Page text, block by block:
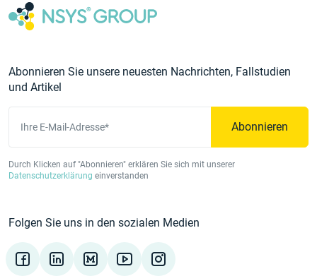
Abonnieren Sie unsere neuesten Nachrichten, Fallstudien
und Artikel
Ihre E-Mail-Adresse* Abonnieren
Durch Klicken auf "Abonnieren" erklären Sie sich mit unserer
Datenschutzerklärung einverstanden
Folgen Sie uns in den sozialen Medien